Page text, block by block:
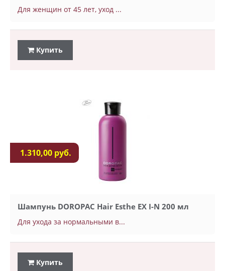
Для женщин от 45 лет, уход ...
Купить
1.310,00 руб.
Шампунь DOROPAC Hair Esthe EX I-N 200 мл
Для ухода за нормальными в...
Купить